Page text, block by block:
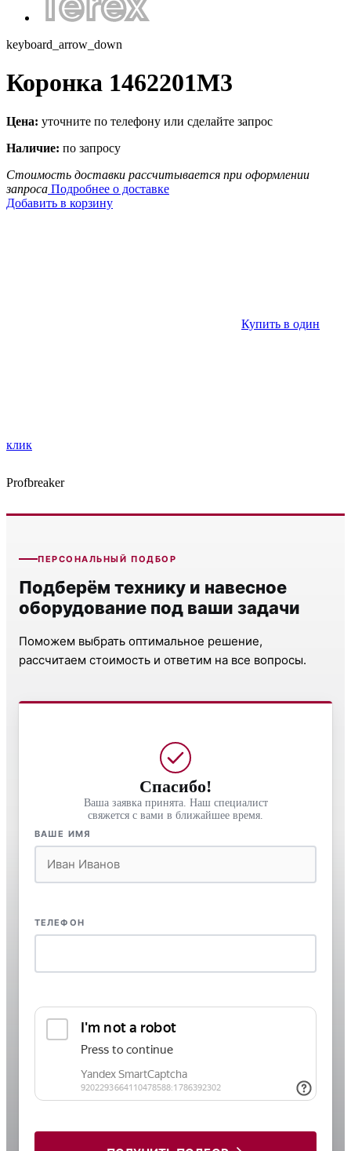
keyboard_arrow_down
Коронка 1462201M3
Цена: уточните по телефону или сделайте запрос
Наличие: по запросу
Стоимость доставки рассчитывается при оформлении
запроса Подробнее о доставке
Добавить в корзину
Купить в один
клик
Profbreaker
ПЕРСОНАЛЬНЫЙ ПОДБОР
Подберём технику и навесное
оборудование под ваши задачи
Поможем выбрать оптимальное решение,
рассчитаем стоимость и ответим на все вопросы.
Спасибо!
Ваша заявка принята. Наш специалист
свяжется с вами в ближайшее время.
ВАШЕ ИМЯ
ТЕЛЕФОН